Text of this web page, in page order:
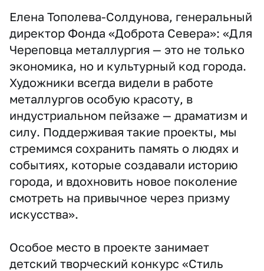
Елена Тополева-Солдунова, генеральный
директор Фонда «Доброта Севера»: «Для
Череповца металлургия — это не только
экономика, но и культурный код города.
Художники всегда видели в работе
металлургов особую красоту, в
индустриальном пейзаже — драматизм и
силу. Поддерживая такие проекты, мы
стремимся сохранить память о людях и
событиях, которые создавали историю
города, и вдохновить новое поколение
смотреть на привычное через призму
искусства».
Особое место в проекте занимает
детский творческий конкурс «Стиль